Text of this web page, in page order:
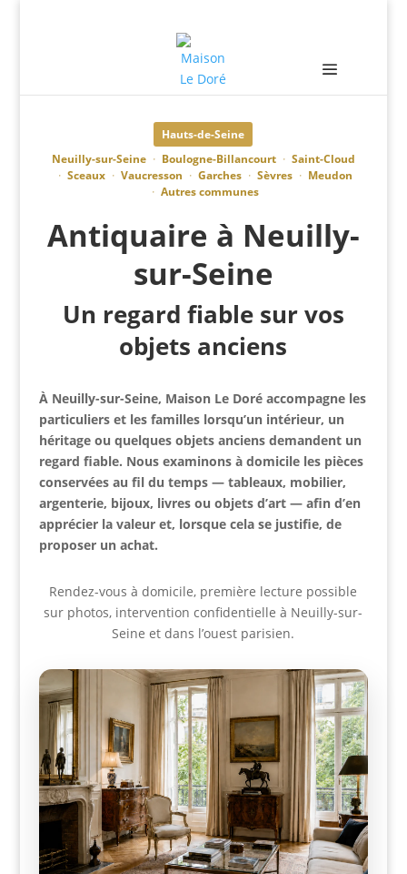
Hauts-de-Seine
Neuilly-sur-Seine · Boulogne-Billancourt · Saint-Cloud
· Sceaux · Vaucresson · Garches · Sèvres · Meudon
· Autres communes
Antiquaire à Neuilly-
sur-Seine
Un regard fiable sur vos
objets anciens
À Neuilly-sur-Seine, Maison Le Doré accompagne les
particuliers et les familles lorsqu’un intérieur, un
héritage ou quelques objets anciens demandent un
regard fiable. Nous examinons à domicile les pièces
conservées au fil du temps — tableaux, mobilier,
argenterie, bijoux, livres ou objets d’art — afin d’en
apprécier la valeur et, lorsque cela se justifie, de
proposer un achat.
Rendez-vous à domicile, première lecture possible
sur photos, intervention confidentielle à Neuilly-sur-
Seine et dans l’ouest parisien.